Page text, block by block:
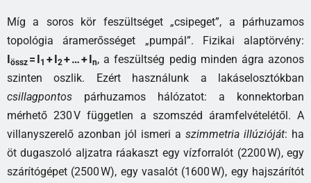
Míg a soros kör feszültséget „csipeget”, a párhuzamos
topológia áramerősséget „pumpál”. Fizikai alaptörvény:
össz = I 1 + I 2+ … + I n, a feszültség pedig minden ágra azonos
szinten oszlik. Ezért használunk a lakáselosztókban
csillagpontos párhuzamos hálózatot: a konnektorban
mérhető 230 V független a szomszéd áramfelvételétől. A
villanyszerelő azonban jól ismeri a szimmetria illúzióját: ha
öt dugaszoló aljzatra ráakaszt egy vízforralót (2200 W), egy
szárítógépet (2500 W), egy vasalót (1600 W), egy hajszárítót